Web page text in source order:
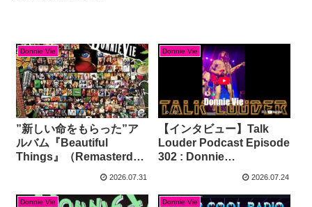
Donnie Vie
”新しい命をもらった”ア
ルバム『Beautiful
Things』（Remasterd）
2026.07.31
Donnie Vie
【インタビュー】Talk
Louder Podcast Episode
302 : Donnie
2026.07.24
Donnie Vie Donnie Vie